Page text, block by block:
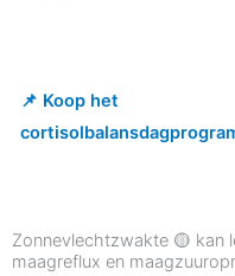
📌 Koop het
Zonnevlechtzwakte 🟡 kan
maagreflux en